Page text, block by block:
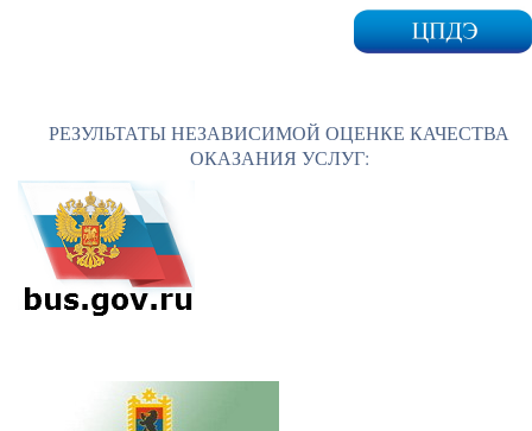
РЕЗУЛЬТАТЫ НЕЗАВИСИМОЙ ОЦЕНКЕ КАЧЕСТВА
ОКАЗАНИЯ УСЛУГ: